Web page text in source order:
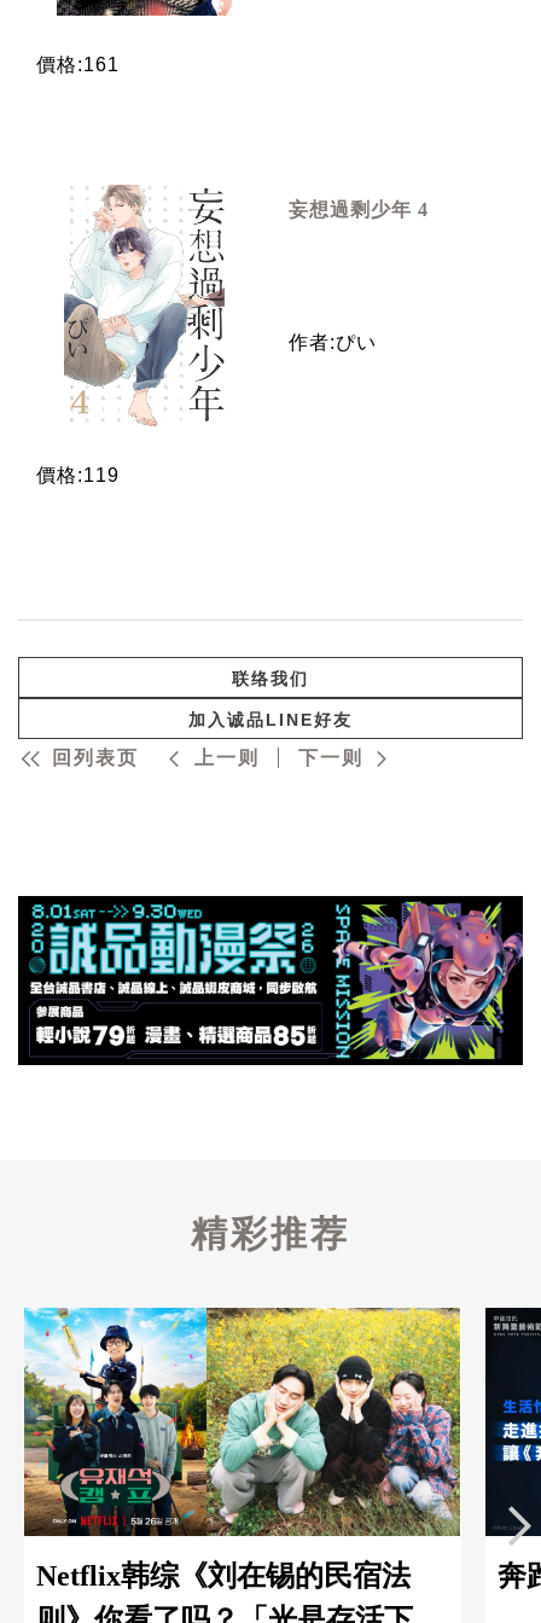
價格:161
妄想過剩少年 4
作者:ぴい
價格:119
联络我们
加入诚品LINE好友
回列表页 上一则 下一则
精彩推荐
Netflix韩综《刘在锡的民宿法
奔